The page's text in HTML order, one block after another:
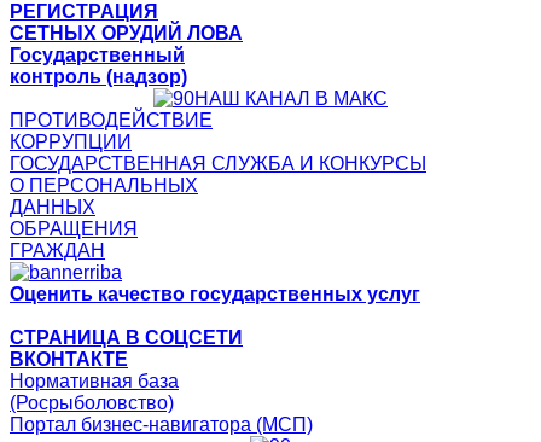
РЕГИСТРАЦИЯ
СЕТНЫХ ОРУДИЙ ЛОВА
Государственный
контроль (надзор)
НАШ КАНАЛ В МАКС
ПРОТИВОДЕЙСТВИЕ
КОРРУПЦИИ
ГОСУДАРСТВЕННАЯ СЛУЖБА И КОНКУРСЫ
О ПЕРСОНАЛЬНЫХ
ДАННЫХ
ОБРАЩЕНИЯ
ГРАЖДАН
Оценить качество государственных услуг
СТРАНИЦА В СОЦСЕТИ
ВКОНТАКТЕ
Нормативная база
(Росрыболовство)
Портал бизнес-навигатора (МСП)